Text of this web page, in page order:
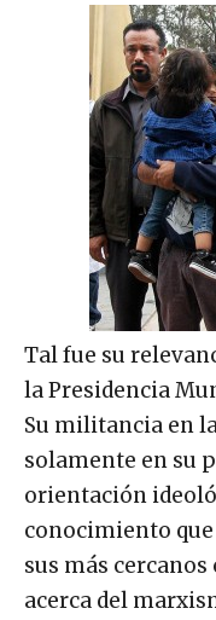
Tal fue su
la Presidencia
Su militancia en
solamente en su
orientación
conocimiento
sus más
acerca del